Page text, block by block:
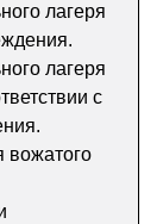
лагеря
лагеря
с
вожатого